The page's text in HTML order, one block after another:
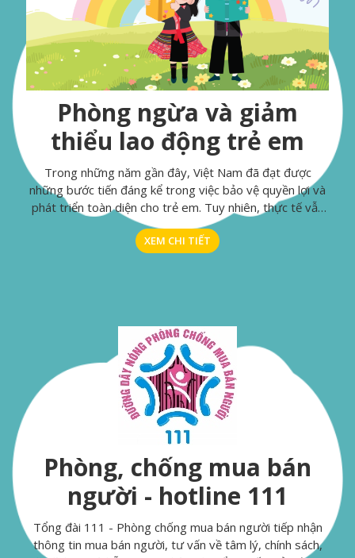
Phòng ngừa và giảm
thiểu lao động trẻ em
Trong những năm gần đây, Việt Nam đã đạt được
những bước tiến đáng kể trong việc bảo vệ quyền lợi và
phát triển toàn diện cho trẻ em. Tuy nhiên, thực tế vẫn
còn nhiều thách thức, đặc biệt là vấn đề lao động trẻ em
- một vấn đề nhạy cảm và nghiêm trọng đòi hỏi sự chú ý
XEM CHI TIẾT
Phòng, chống mua bán
người - hotline 111
Tổng đài 111 - Phòng chống mua bán người tiếp nhận
thông tin mua bán người, tư vấn về tâm lý, chính sách,